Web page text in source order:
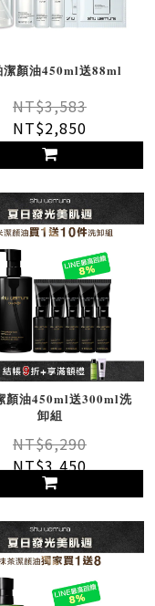
潔顏油450ml送88ml
NT$3,583
NT$2,850
顏油450ml送300ml洗
卸組
NT$6,290
NT$3,450